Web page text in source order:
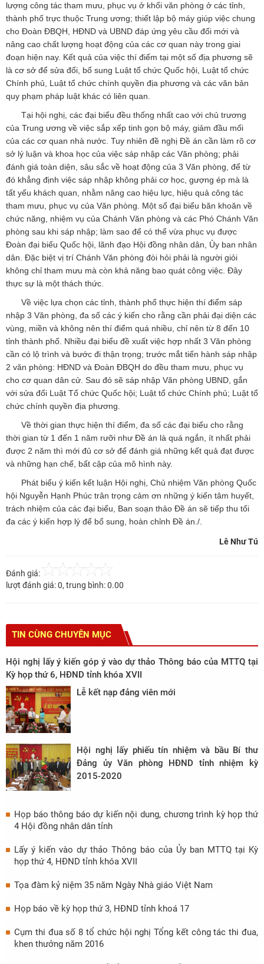
lượng công tác tham mưu, phục vụ ở khối văn phòng ở các tỉnh,
thành phố trực thuộc Trung ương; thiết lập bộ máy giúp việc chung
cho Đoàn ĐBQH, HĐND và UBND đáp ứng yêu cầu đổi mới và
nâng cao chất lượng hoạt động của các cơ quan này trong giai
đoạn hiện nay. Kết quả của việc thí điểm tại một số địa phương sẽ
là cơ sở để sửa đổi, bổ sung Luật tổ chức Quốc hội, Luật tổ chức
Chính phủ, Luật tổ chức chính quyền địa phương và các văn bản
quy phạm pháp luật khác có liên quan.
Tại hội nghị, các đại biểu đều thống nhất cao với chủ trương
của Trung ương về việc sắp xếp tinh gọn bộ máy, giảm đầu mối
của các cơ quan nhà nước. Tuy nhiên đề nghị Đề án cần làm rõ cơ
sở lý luận và khoa học của việc sáp nhập các Văn phòng; phải
đánh giá toàn diện, sâu sắc về hoạt động của 3 Văn phòng, để từ
đó khẳng định việc sáp nhập không phải cơ học, gượng ép mà là
tất yếu khách quan, nhằm nâng cao hiệu lực, hiệu quả công tác
tham mưu, phục vụ của Văn phòng. Một số đại biểu băn khoăn về
chức năng, nhiệm vụ của Chánh Văn phòng và các Phó Chánh Văn
phòng sau khi sáp nhập; làm sao để có thể vừa phục vụ được
Đoàn đại biểu Quốc hội, lãnh đạo Hội đồng nhân dân, Ủy ban nhân
dân. Đặc biệt vị trí Chánh Văn phòng đòi hỏi phải là người giỏi
không chỉ tham mưu mà còn khả năng bao quát công việc. Đây
thực sự là một thách thức.
Về việc lựa chọn các tỉnh, thành phố thực hiện thí điểm sáp
nhập 3 Văn phòng, đa số các ý kiến cho rằng cần phải đại diện các
vùng, miền và không nên thí điểm quá nhiều, chỉ nên từ 8 đến 10
tỉnh thành phố. Nhiều đại biểu đề xuất việc hợp nhất 3 Văn phòng
cần có lộ trình và bước đi thận trọng; trước mắt tiến hành sáp nhập
2 văn phòng: HĐND và Đoàn ĐBQH do đều tham mưu, phục vụ
cho cơ quan dân cử. Sau đó sẽ sáp nhập Văn phòng UBND, gắn
với sửa đổi Luật Tổ chức Quốc hội; Luật tổ chức Chính phủ; Luật tổ
chức chính quyền địa phương.
Về thời gian thực hiện thí điểm, đa số các đại biểu cho rằng
thời gian từ 1 đến 1 năm rưỡi như Đề án là quá ngắn, ít nhất phải
được 2 năm thì mới đủ cơ sở để đánh giá những kết quả đạt được
và những hạn chế, bất cập của mô hình này.
Phát biểu ý kiến kết luận Hội nghị, Chủ nhiệm Văn phòng Quốc
hội Nguyễn Hạnh Phúc trân trọng cảm ơn những ý kiến tâm huyết,
trách nhiệm của các đại biểu, Ban soạn thảo Đề án sẽ tiếp thu tối
đa các ý kiến hợp lý để bổ sung, hoàn chỉnh Đề án./.
Lê Như Tú
Đánh giá:
lượt đánh giá:0, trung bình:0.00
TIN CÙNG CHUYÊN MỤC
Hội nghị lấy ý kiến góp ý vào dự thảo Thông báo của MTTQ tại
Kỳ họp thứ 6, HĐND tỉnh khóa XVII
Lễ kết nạp đảng viên mới
Hội nghị lấy phiếu tín nhiệm và bầu Bí thư
Đảng ủy Văn phòng HĐND tỉnh nhiệm kỳ
2015-2020
Họp báo thông báo dự kiến nội dung, chương trình kỳ họp thứ
4 Hội đồng nhân dân tỉnh
Lấy ý kiến vào dự thảo Thông báo của Ủy ban MTTQ tại Kỳ
họp thứ 4, HĐND tỉnh khóa XVII
Tọa đàm kỷ niệm 35 năm Ngày Nhà giáo Việt Nam
Họp báo về kỳ họp thứ 3, HĐND tỉnh khoá 17
Cụm thi đua số 8 tổ chức hội nghị Tổng kết công tác thi đua,
khen thưởng năm 2016